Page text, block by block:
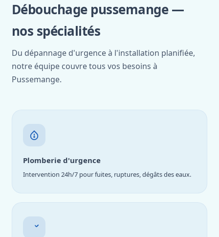
Débouchage pussemange —
nos spécialités
Du dépannage d'urgence à l'installation planifiée,
notre équipe couvre tous vos besoins à
Pussemange.
Plomberie d'urgence
Intervention 24h/7 pour fuites, ruptures, dégâts des eaux.